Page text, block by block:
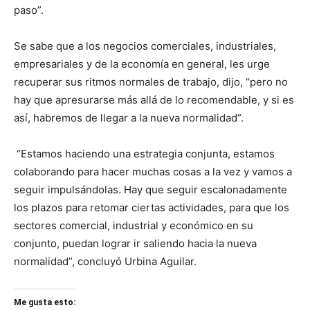
paso”.
Se sabe que a los negocios comerciales, industriales,
empresariales y de la economía en general, les urge
recuperar sus ritmos normales de trabajo, dijo, “pero no
hay que apresurarse más allá de lo recomendable, y si es
así, habremos de llegar a la nueva normalidad”.
“Estamos haciendo una estrategia conjunta, estamos
colaborando para hacer muchas cosas a la vez y vamos a
seguir impulsándolas. Hay que seguir escalonadamente
los plazos para retomar ciertas actividades, para que los
sectores comercial, industrial y económico en su
conjunto, puedan lograr ir saliendo hacia la nueva
normalidad”, concluyó Urbina Aguilar.
Me gusta esto: